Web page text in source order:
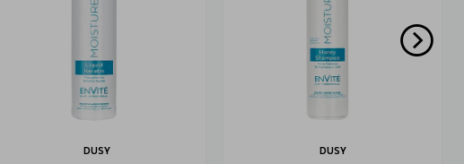
DUSY DUSY